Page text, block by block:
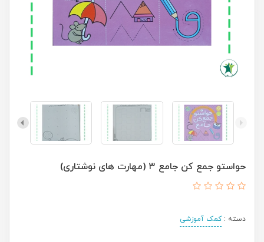
حواستو جمع کن جامع ۳ (مهارت های نوشتاری)
دسته :کمک آموزشی